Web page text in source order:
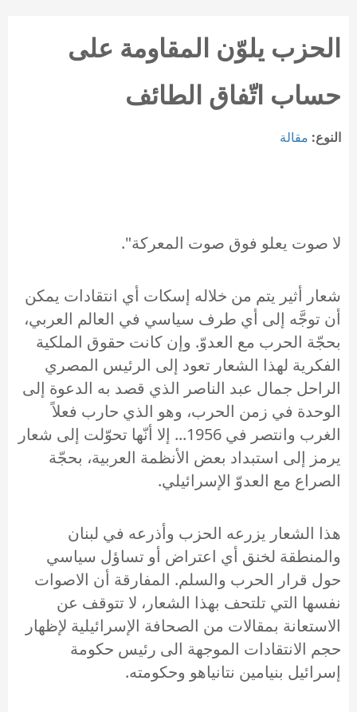
الحزب يلوّن المقاومة على
حساب اتّفاق الطائف
النوع: مقالة
لا صوت يعلو فوق صوت المعركة".
شعار أثير يتم من خلاله إسكات أي انتقادات يمكن
أن توجَّه إلى أي طرف سياسي في العالم العربي،
بحجّة الحرب مع العدوّ. وإن كانت حقوق الملكية
الفكرية لهذا الشعار تعود إلى الرئيس المصري
الراحل جمال عبد الناصر الذي قصد به الدعوة إلى
الوحدة في زمن الحرب، وهو الذي حارب فعلاً
الغرب وانتصر في 1956... إلا أنّها تحوّلت إلى شعار
يرمز إلى استبداد بعض الأنظمة العربية، بحجّة
الصراع مع العدوّ الإسرائيلي.
هذا الشعار يزرعه الحزب وأذرعه في لبنان
والمنطقة لخنق أي اعتراض أو تساؤل سياسي
حول قرار الحرب والسلم. المفارقة أن الاصوات
نفسها التي تلتحف بهذا الشعار، لا تتوقف عن
الاستعانة بمقالات من الصحافة الإسرائيلية لإظهار
حجم الانتقادات الموجهة الى رئيس حكومة
إسرائيل بنيامين نتانياهو وحكومته.